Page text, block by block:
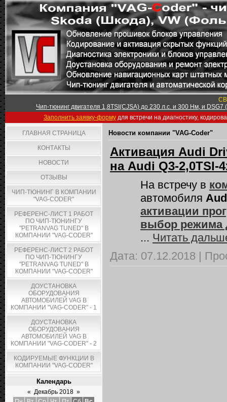
Чип-тюнинг двигателя 1,8TSI(CJSA) до 230 л.с. и 300 Нм, и
Заполнить заявку-формудля встречи на диагностику,
ГЛАВНАЯ СТРАНИЦА
КОНТАКТЫ
НОВОСТИ
ОТЗЫВЫ
ЧИП-ТЮНИНГ В КОМПАНИИ
"VAG-CODER"
РЕФЕРЕНС-ЛИСТ 1 РАБОТ
ПО ЧИП-ТЮНИНГУ
"PETRANVAG TUNED" В
КОМПАНИИ "VAG-CODER"
РЕФЕРЕНС-ЛИСТ 2 РАБОТ
ПО ЧИП-ТЮНИНГУ
"PETRANVAG TUNED" В
КОМПАНИИ "VAG-CODER"
ДОУСТАНОВКА
ОБОРУДОВАНИЯ
АВТОМОБИЛЕЙ VAG В
КОМПАНИИ "VAG-CODER" - 1
ДОУСТАНОВКА
ОБОРУДОВАНИЯ
АВТОМОБИЛЕЙ VAG В
КОМПАНИИ "VAG-CODER" - 2
КОДИРУЕМЫЕ ФУНКЦИИ В
КОМПАНИИ "VAG-CODER"
Календарь
« Декабрь 2018 »
Новости компании "VAG-Coder"
Активация Audi
на Audi Q3-2,0TSI-
На встречу в
автомобиля
активации
выбор режима
... Читать
Дата: 07.12.2018 |